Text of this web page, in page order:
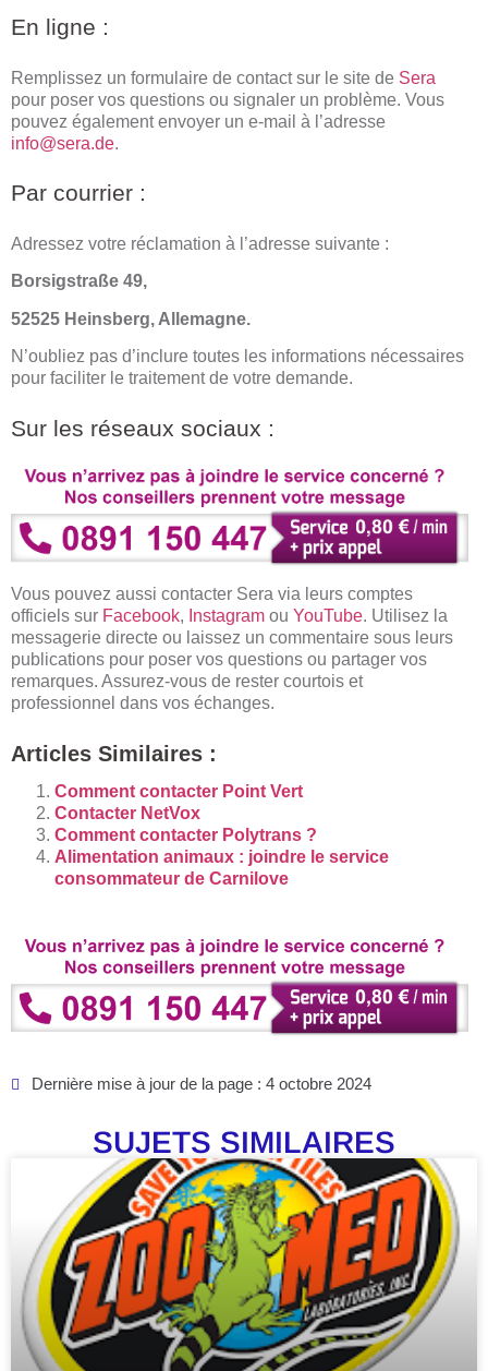
En ligne :
Remplissez un formulaire de contact sur le site de Sera
pour poser vos questions ou signaler un problème. Vous
pouvez également envoyer un e-mail à l’adresse
info@sera.de.
Par courrier :
Adressez votre réclamation à l’adresse suivante :
Borsigstraße 49,
52525 Heinsberg, Allemagne.
N’oubliez pas d’inclure toutes les informations nécessaires
pour faciliter le traitement de votre demande.
Sur les réseaux sociaux :
Vous pouvez aussi contacter Sera via leurs comptes
officiels sur Facebook, Instagram ou YouTube. Utilisez la
messagerie directe ou laissez un commentaire sous leurs
publications pour poser vos questions ou partager vos
remarques. Assurez-vous de rester courtois et
professionnel dans vos échanges.
Articles Similaires :
Comment contacter Point Vert
Contacter NetVox
Comment contacter Polytrans ?
Alimentation animaux : joindre le service
consommateur de Carnilove
Dernière mise à jour de la page : 4 octobre 2024
SUJETS SIMILAIRES